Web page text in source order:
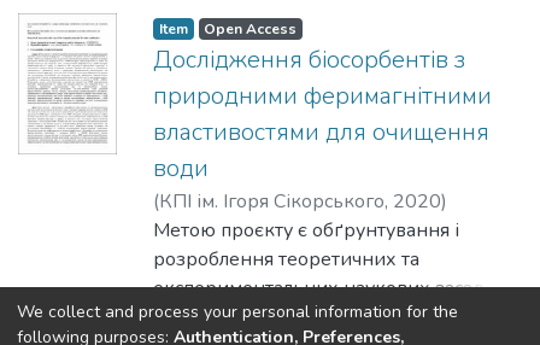
Item Open Access
Дослідження біосорбентів з
природними феримагнітними
властивостями для очищення
води
(КПІ ім. Ігоря Сікорського, 2020)
Горобець, С. В.;Gorobets, Svitlana
Метою проєкту є обґрунтування і
розроблення теоретичних та
експериментальних наукових засад
технології природного та штучного
Show more
We collect and process your personal information for the
following purposes: Authentication, Preferences,